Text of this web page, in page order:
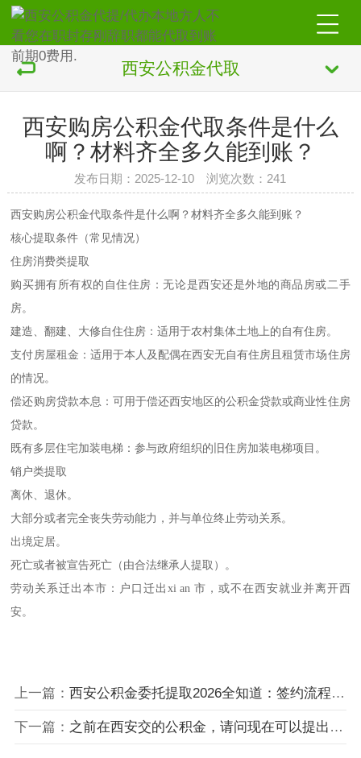
西安公积金代取
西安购房公积金代取条件是什么
啊？材料齐全多久能到账？
发布日期：2025-12-10 浏览次数：241
西安购房公积金代取条件是什么啊？材料齐全多久能到账？
核心提取条件（常见情况）
住房消费类提取
购买拥有所有权的自住住房：无论是西安还是外地的商品房或二手
房。
建造、翻建、大修自住住房：适用于农村集体土地上的自有住房。
支付房屋租金：适用于本人及配偶在西安无自有住房且租赁市场住房
的情况。
偿还购房贷款本息：可用于偿还西安地区的公积金贷款或商业性住房
贷款。
既有多层住宅加装电梯：参与政府组织的旧住房加装电梯项目。
销户类提取
离休、退休。
大部分或者完全丧失劳动能力，并与单位终止劳动关系。
出境定居。
死亡或者被宣告死亡（由合法继承人提取）。
劳动关系迁出本市：户口迁出xi an 市，或不在西安就业并离开西
安。
上一篇： 西安公积金委托提取2026全知道：签约流程、到账周期详解。
下一篇： 之前在西安交的公积金，请问现在可以提出来吗？